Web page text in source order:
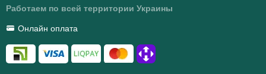
Работаем по всей территории Украины
Онлайн оплата